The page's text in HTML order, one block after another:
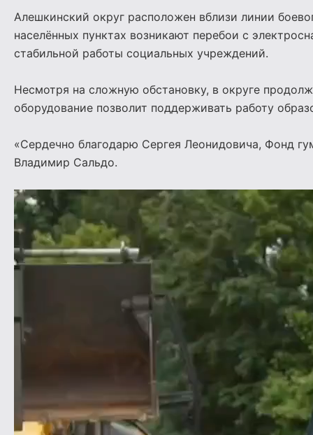
Алешкинский округ расположен вблизи линии
населённых пунктах возникают перебои с
стабильной работы социальных учреждений.
Несмотря на сложную обстановку, в округе
оборудование позволит поддерживать работу
«Сердечно благодарю Сергея Леонидовича, Фонд
Владимир Сальдо.
Видеоплеер